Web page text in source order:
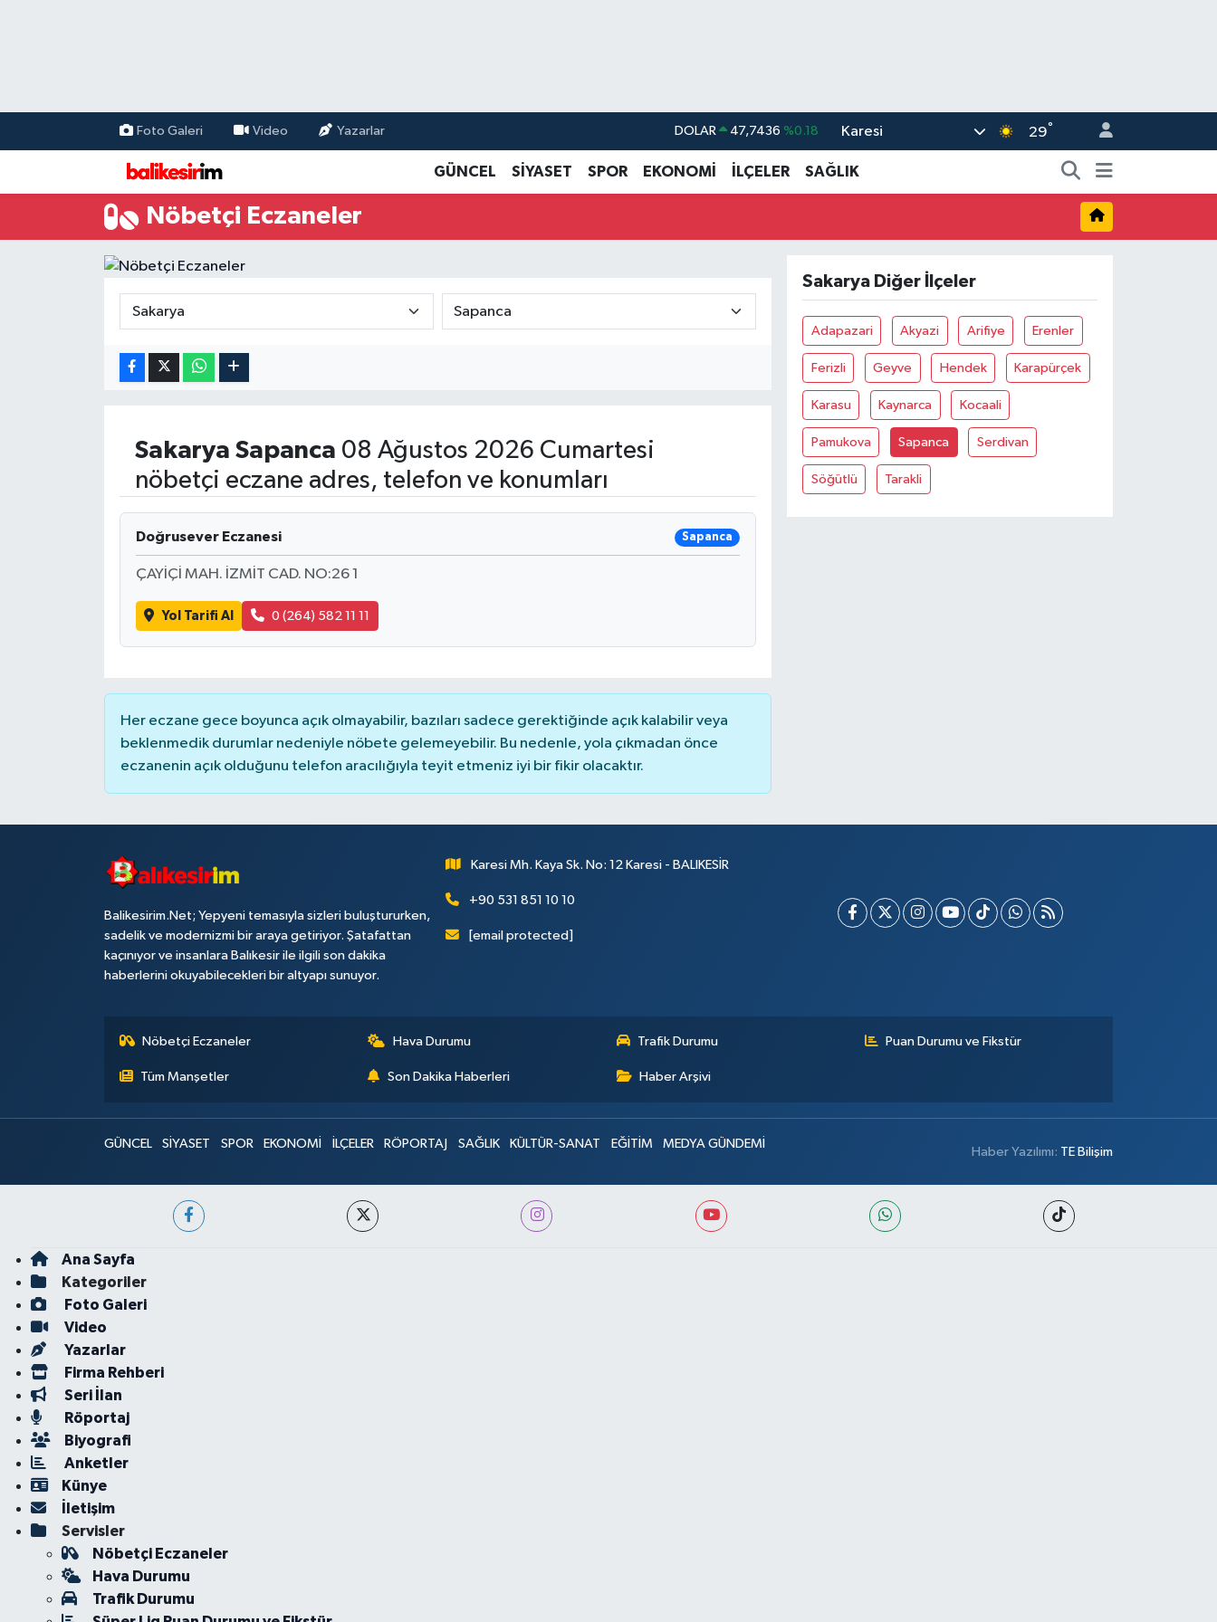
Foto Galeri Video Yazarlar DOLAR 47,7436 %0.18
EURO 55,2510 %0.32
STERLİN 64,4811 %0.38
BITCOIN 64.959,79
Karesi 29°
GÜNCEL SİYASET SPOR EKONOMİ İLÇELER SAĞLIK
Nöbetçi Eczaneler
Sakarya Sapanca 08 Ağustos 2026 Cumartesi
nöbetçi eczane adres, telefon ve konumları
Doğrusever Eczanesi Sapanca
ÇAYİÇİ MAH. İZMİT CAD. NO:26 1
Yol Tarifi Al 0 (264) 582 11 11
Her eczane gece boyunca açık olmayabilir, bazıları sadece gerektiğinde açık kalabilir veya
beklenmedik durumlar nedeniyle nöbete gelemeyebilir. Bu nedenle, yola çıkmadan önce
eczanenin açık olduğunu telefon aracılığıyla teyit etmeniz iyi bir fikir olacaktır.
Sakarya Diğer İlçeler
Adapazari Akyazi Arifiye Erenler
Ferizli Geyve Hendek Karapürçek
Karasu Kaynarca Kocaali
Pamukova Sapanca Serdivan
Söğütlü Tarakli
Balikesirim.Net; Yepyeni temasıyla sizleri buluştururken,
sadelik ve modernizmi bir araya getiriyor. Şatafattan
kaçınıyor ve insanlara Balıkesir ile ilgili son dakika
haberlerini okuyabilecekleri bir altyapı sunuyor.
Karesi Mh. Kaya Sk. No: 12 Karesi - BALIKESİR
+90 531 851 10 10
[email protected]
Nöbetçi Eczaneler Hava Durumu Trafik Durumu Puan Durumu ve Fikstür
Tüm Manşetler Son Dakika Haberleri Haber Arşivi
GÜNCEL SİYASET SPOR EKONOMİ İLÇELER RÖPORTAJ SAĞLIK KÜLTÜR-SANAT EĞİTİM MEDYA GÜNDEMİ
Haber Yazılımı: TE Bilişim
Ana Sayfa
Kategoriler
Foto Galeri
Video
Yazarlar
Firma Rehberi
Seri İlan
Röportaj
Biyografi
Anketler
Künye
İletişim
Servisler
Nöbetçi Eczaneler
Hava Durumu
Trafik Durumu